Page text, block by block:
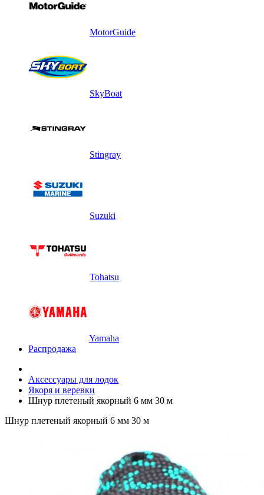
MotorGuide
SkyBoat
Stingray
Suzuki
Tohatsu
Yamaha
Распродажа
Аксессуары для лодок
Якоря и веревки
Шнур плетеный якорный 6 мм 30 м
Шнур плетеный якорный 6 мм 30 м